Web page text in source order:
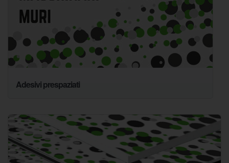
Adesivi prespaziati